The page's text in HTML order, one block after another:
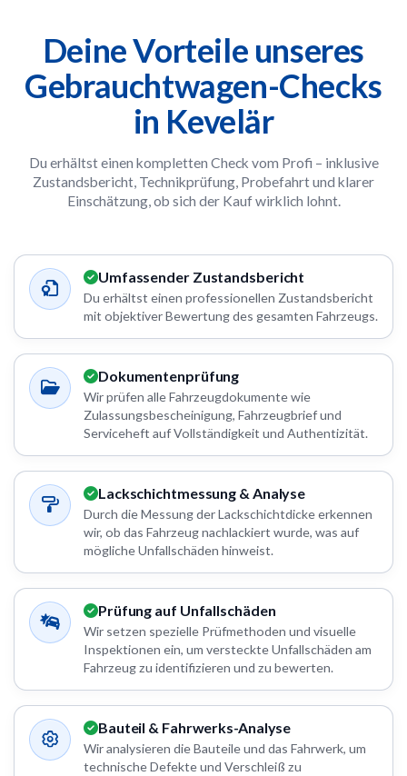
Deine Vorteile unseres
Gebrauchtwagen-Checks
in Kevelär
Du erhältst einen kompletten Check vom Profi – inklusive
Zustandsbericht, Technikprüfung, Probefahrt und klarer
Einschätzung, ob sich der Kauf wirklich lohnt.
Umfassender Zustandsbericht
Du erhältst einen professionellen Zustandsbericht
mit objektiver Bewertung des gesamten Fahrzeugs.
Dokumentenprüfung
Wir prüfen alle Fahrzeugdokumente wie
Zulassungsbescheinigung, Fahrzeugbrief und
Serviceheft auf Vollständigkeit und Authentizität.
Lackschichtmessung & Analyse
Durch die Messung der Lackschichtdicke erkennen
wir, ob das Fahrzeug nachlackiert wurde, was auf
mögliche Unfallschäden hinweist.
Prüfung auf Unfallschäden
Wir setzen spezielle Prüfmethoden und visuelle
Inspektionen ein, um versteckte Unfallschäden am
Fahrzeug zu identifizieren und zu bewerten.
Bauteil & Fahrwerks-Analyse
Wir analysieren die Bauteile und das Fahrwerk, um
technische Defekte und Verschleiß zu